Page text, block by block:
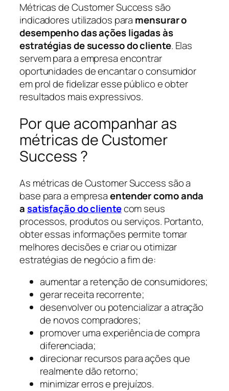
Métricas de Customer Success são
indicadores utilizados para mensurar o
desempenho das ações ligadas às
estratégias de sucesso do cliente. Elas
servem para a empresa encontrar
oportunidades de encantar o consumidor
em prol de fidelizar esse público e obter
resultados mais expressivos.
Por que acompanhar as
métricas de Customer
Success ?
As métricas de Customer Success são a
base para a empresaentender como anda
asatisfação do clientecom seus
processos, produtos ou serviços. Portanto,
obter essas informações permite tomar
melhores decisões e criar ou otimizar
estratégias de negócio a fim de:
aumentar a retenção de consumidores;
gerar receita recorrente;
desenvolver ou potencializar a atração
de novos compradores;
promover uma experiência de compra
diferenciada;
direcionar recursos para ações que
realmente dão retorno;
minimizar erros e prejuízos.